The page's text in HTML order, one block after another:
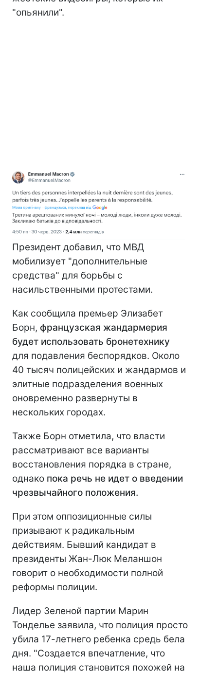
"опьянили".
Президент добавил, что МВД
мобилизует "дополнительные
средства" для борьбы с
насильственными протестами.
Как сообщила премьер Элизабет
Борн, французская жандармерия
будет использовать бронетехнику
для подавления беспорядков. Около
40 тысяч полицейских и жандармов и
элитные подразделения военных
оновременно развернуты в
нескольких городах.
Также Борн отметила, что власти
рассматривают все варианты
восстановления порядка в стране,
однако пока речь не идет о введении
чрезвычайного положения.
При этом оппозиционные силы
призывают к радикальным
действиям. Бывший кандидат в
президенты Жан-Люк Меланшон
говорит о необходимости полной
реформы полиции.
Лидер Зеленой партии Марин
Тонделье заявила, что полиция просто
убила 17-летнего ребенка средь бела
дня. "Создается впечатление, что
наша полиция становится похожей на